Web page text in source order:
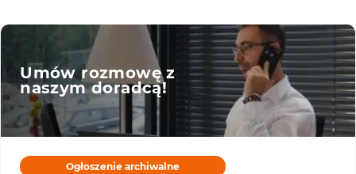
Umów rozmowę z
naszym doradcą!
Ogłoszenie archiwalne